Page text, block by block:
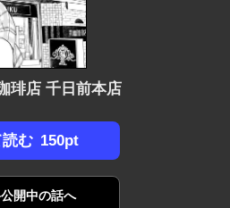
琲店 千日前本店
む 150pt
開中の話へ